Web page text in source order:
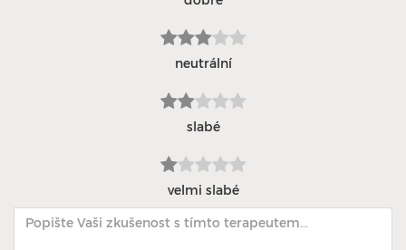
neutrální
slabé
velmi slabé